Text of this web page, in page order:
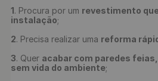
1. Procura por um revestimento
instalação;
2. Precisa realizar uma reforma
3. Quer acabar com paredes
sem vida do ambiente;